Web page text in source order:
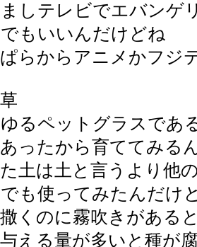
しテレビでエバンゲ
もいいんだけどね
らからアニメかフジ
るペットグラスであ
ったから育ててみる
土は土と言うより他
も使ってみたんだけ
くのに霧吹きがある
える量が多いと種が